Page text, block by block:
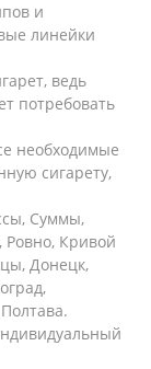
и
линейки
ведь
потребовать
необходимые
сигарету,
Суммы,
Ровно, Кривой
Донецк,